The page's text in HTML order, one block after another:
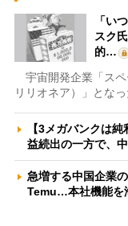
「い
スク
的…
宇宙開発企業「スペ
リリオネア）」とな
【3メガバンクは
益続出の一方で、
急増する中国企業
Temu…本社機能を